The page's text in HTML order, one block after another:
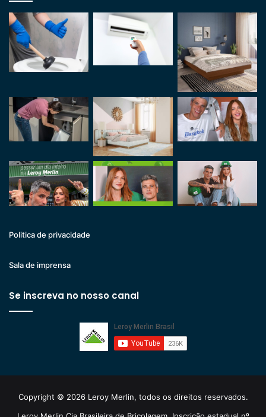
Politica de privacidade
Sala de imprensa
Se inscreva no nosso canal
Copyright © 2026 Leroy Merlin, todos os direitos reservados.